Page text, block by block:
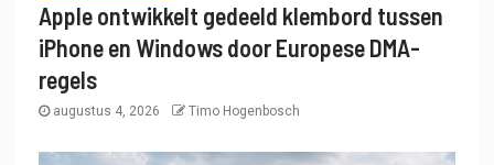
Apple ontwikkelt gedeeld klembord tussen
iPhone en Windows door Europese DMA-
regels
augustus 4, 2026 Timo Hogenbosch